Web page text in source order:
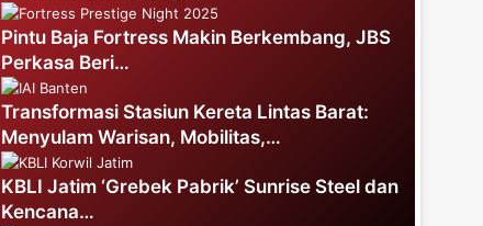
Pintu Baja Fortress Makin Berkembang, JBS
Perkasa Beri…
Transformasi Stasiun Kereta Lintas Barat:
Menyulam Warisan, Mobilitas,…
KBLI Jatim ‘Grebek Pabrik’ Sunrise Steel dan
Kencana…